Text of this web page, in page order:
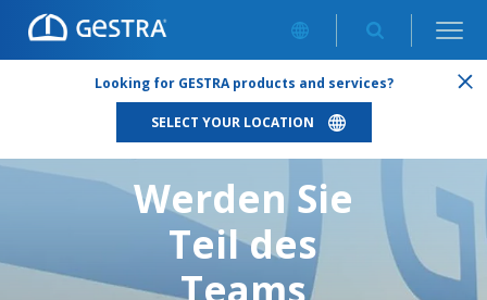
Looking for GESTRA products and services?
SELECT YOUR LOCATION
/ VERTRIEBSMITARBEITER (*GN) KUNDENDIENST
Werden Sie
Teil des
Teams